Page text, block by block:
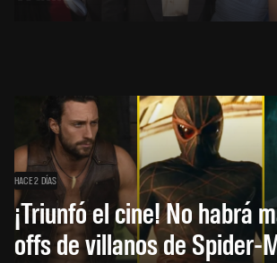
HACE 2 DÍAS
¡Triunfó el cine! No habrá
offs de villanos de Spider-